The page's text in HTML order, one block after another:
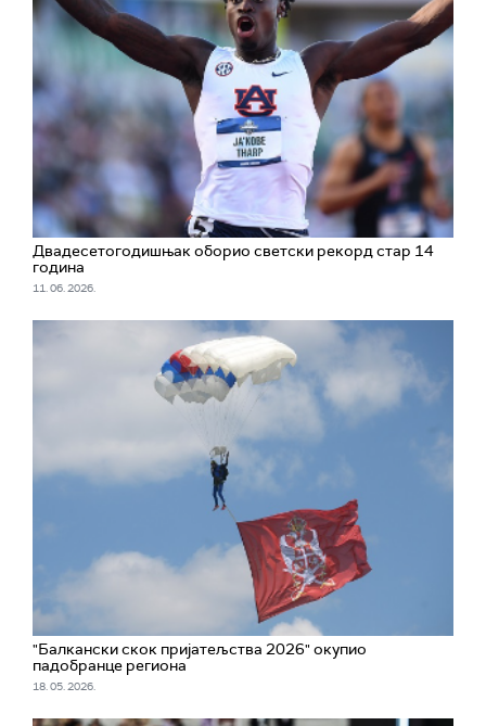
Двадесетогодишњак оборио светски рекорд стар 14
година
11. 06. 2026.
"Балкански скок пријатељства 2026" окупио
падобранце региона
18. 05. 2026.